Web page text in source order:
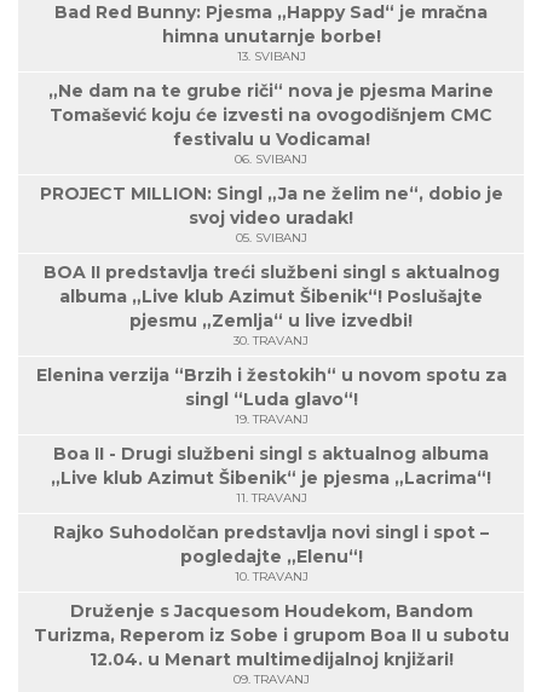
Bad Red Bunny: Pjesma „Happy Sad“ je mračna
himna unutarnje borbe!
13. SVIBANJ
„Ne dam na te grube riči“ nova je pjesma Marine
Tomašević koju će izvesti na ovogodišnjem CMC
festivalu u Vodicama!
06. SVIBANJ
PROJECT MILLION: Singl „Ja ne želim ne“, dobio je
svoj video uradak!
05. SVIBANJ
BOA II predstavlja treći službeni singl s aktualnog
albuma „Live klub Azimut Šibenik“! Poslušajte
pjesmu „Zemlja“ u live izvedbi!
30. TRAVANJ
Elenina verzija “Brzih i žestokih“ u novom spotu za
singl “Luda glavo“!
19. TRAVANJ
Boa II - Drugi službeni singl s aktualnog albuma
„Live klub Azimut Šibenik“ je pjesma „Lacrima“!
11. TRAVANJ
Rajko Suhodolčan predstavlja novi singl i spot –
pogledajte „Elenu“!
10. TRAVANJ
Druženje s Jacquesom Houdekom, Bandom
Turizma, Reperom iz Sobe i grupom Boa II u subotu
12.04. u Menart multimedijalnoj knjižari!
09. TRAVANJ